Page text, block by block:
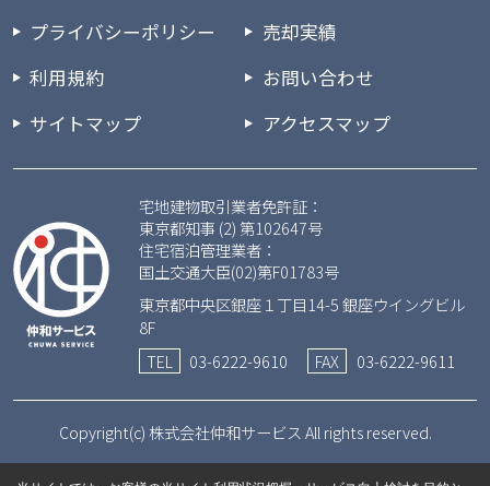
プライバシーポリシー
利用規約
サイトマップ
売却実績
お問い合わせ
アクセスマップ
宅地建物取引業者免許証：
東京都知事 (2) 第102647号
住宅宿泊管理業者：
国土交通大臣(02)第F01783号
東京都中央区銀座１丁目14-5 銀座ウイングビル
8F
TEL
03-6222-9610 FAX 03-6222-9611
Copyright(c) 株式会社仲和サービス All rights reserved.